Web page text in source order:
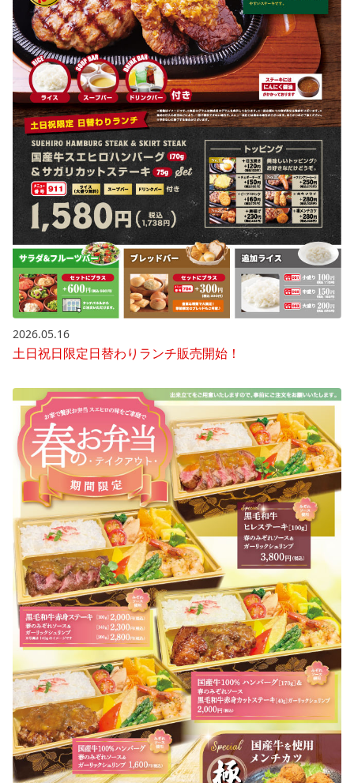
2026.05.16
土日祝日限定日替わりランチ販売開始！